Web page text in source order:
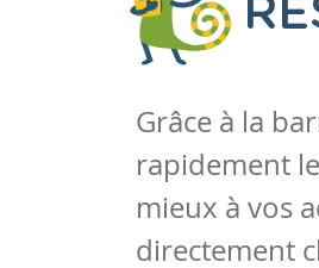
Grâce à la
rapidement
mieux à vos
directement